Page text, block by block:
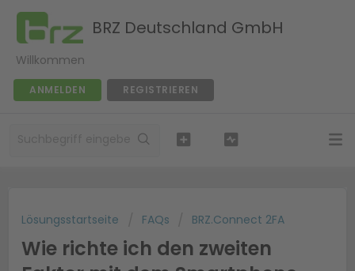
BRZ Deutschland GmbH
Willkommen
ANMELDEN REGISTRIEREN
Lösungsstartseite FAQs BRZ.Connect 2FA
Wie richte ich den zweiten